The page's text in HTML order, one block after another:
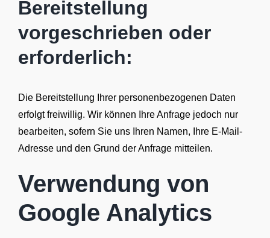
Bereitstellung
vorgeschrieben oder
erforderlich:
Die Bereitstellung Ihrer personenbezogenen Daten
erfolgt freiwillig. Wir können Ihre Anfrage jedoch nur
bearbeiten, sofern Sie uns Ihren Namen, Ihre E-Mail-
Adresse und den Grund der Anfrage mitteilen.
Verwendung von
Google Analytics